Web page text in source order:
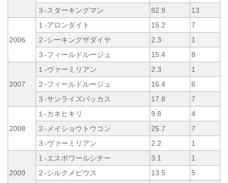
３-スターキングマン
82.9 13
2006
１-アロンダイト 15.2
7
２-シーキングザダイヤ
2.3
1
３-フィールドルージュ
15.4 8
2007
１-ヴァーミリアン 2.3
1
２-フィールドルージュ
16.4
6
３-サンライズバッカス
17.8 7
2008
１-カネヒキリ 9.8
4
２-メイショウトウコン
25.7
7
３-ヴァーミリアン
2.2 1
2009
１-エスポワールシチー 3.1
1
２-シルクメビウス
13.5
5